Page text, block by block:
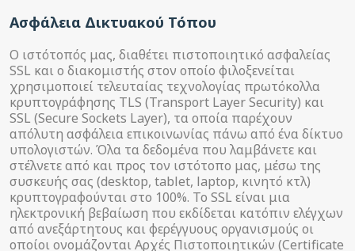
Ασφάλεια Δικτυακού Τόπου
Ο ιστότοπός μας, διαθέτει πιστοποιητικό ασφαλείας
SSL και ο διακομιστής στον οποίο φιλοξενείται
χρησιμοποιεί τελευταίας τεχνολογίας πρωτόκολλα
κρυπτογράφησης TLS (Transport Layer Security) και
SSL (Secure Sockets Layer), τα οποία παρέχουν
απόλυτη ασφάλεια επικοινωνίας πάνω από ένα δίκτυο
υπολογιστών. Όλα τα δεδομένα που λαμβάνετε και
στέλνετε από και προς τον ιστότοπο μας, μέσω της
συσκευής σας (desktop, tablet, laptop, κινητό κτλ)
κρυπτογραφούνται στο 100%. Το SSL είναι μια
ηλεκτρονική βεβαίωση που εκδίδεται κατόπιν ελέγχων
από ανεξάρτητους και φερέγγυους οργανισμούς οι
οποίοι ονομάζονται Αρχές Πιστοποιητικών (Certificate